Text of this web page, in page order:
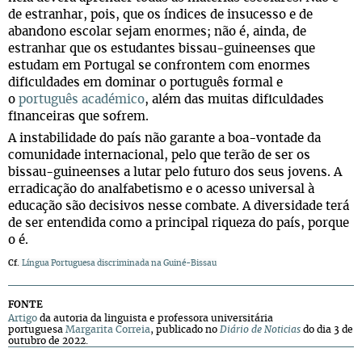
de estranhar, pois, que os índices de insucesso e de
abandono escolar sejam enormes; não é, ainda, de
estranhar que os estudantes bissau-guineenses que
estudam em Portugal se confrontem com enormes
dificuldades em dominar o português formal e
o português académico, além das muitas dificuldades
financeiras que sofrem.
A instabilidade do país não garante a boa-vontade da
comunidade internacional, pelo que terão de ser os
bissau-guineenses a lutar pelo futuro dos seus jovens. A
erradicação do analfabetismo e o acesso universal à
educação são decisivos nesse combate. A diversidade terá
de ser entendida como a principal riqueza do país, porque
o é.
Cf. Língua Portuguesa discriminada na Guiné-Bissau
FONTE
Artigo da autoria da linguista e professora universitária
portuguesa Margarita Correia, publicado no Diário de Noticias do dia 3 de
outubro de 2022.